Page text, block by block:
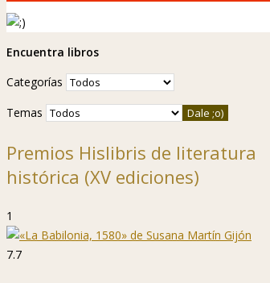
Encuentra libros
Categorías
Temas
Premios Hislibris de literatura
histórica (XV ediciones)
1
7.7